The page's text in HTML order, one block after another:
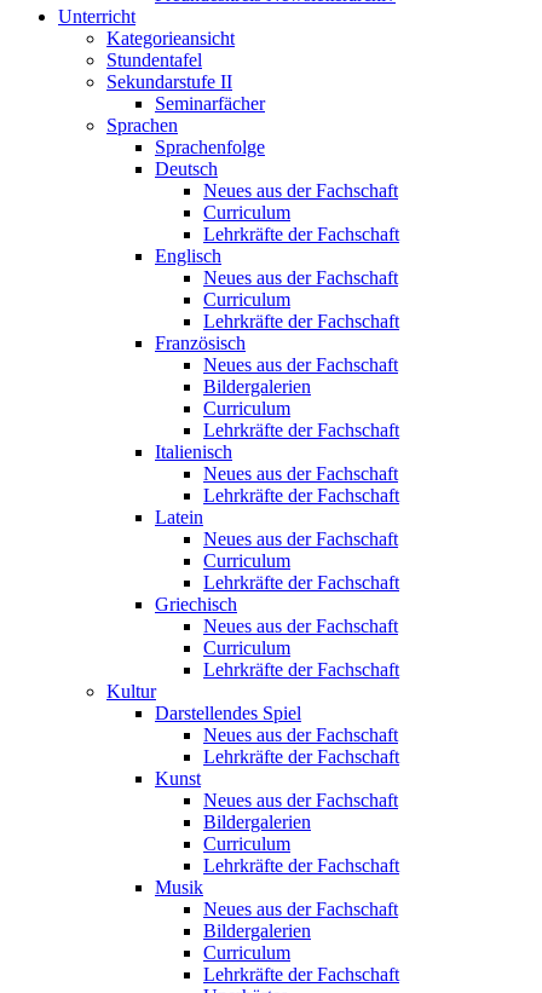
Unterricht
Kategorieansicht
Stundentafel
Sekundarstufe II
Seminarfächer
Sprachen
Sprachenfolge
Deutsch
Neues aus der Fachschaft
Curriculum
Lehrkräfte der Fachschaft
Englisch
Neues aus der Fachschaft
Curriculum
Lehrkräfte der Fachschaft
Französisch
Neues aus der Fachschaft
Bildergalerien
Curriculum
Lehrkräfte der Fachschaft
Italienisch
Neues aus der Fachschaft
Lehrkräfte der Fachschaft
Latein
Neues aus der Fachschaft
Curriculum
Lehrkräfte der Fachschaft
Griechisch
Neues aus der Fachschaft
Curriculum
Lehrkräfte der Fachschaft
Kultur
Darstellendes Spiel
Neues aus der Fachschaft
Lehrkräfte der Fachschaft
Kunst
Neues aus der Fachschaft
Bildergalerien
Curriculum
Lehrkräfte der Fachschaft
Musik
Neues aus der Fachschaft
Bildergalerien
Curriculum
Lehrkräfte der Fachschaft